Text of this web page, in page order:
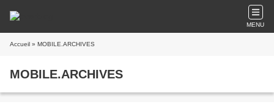
MENU
Accueil » MOBILE.ARCHIVES
MOBILE.ARCHIVES